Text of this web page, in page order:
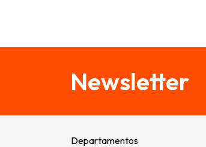
Newsletter
Departamentos